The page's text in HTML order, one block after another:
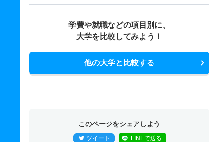
学費や就職などの項目別に、
大学を比較してみよう！
他の大学と比較する
このページをシェアしよう
ツイート LINEで送る